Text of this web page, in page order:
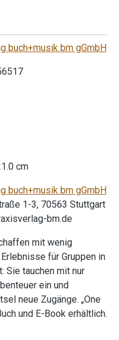
buch+musik bm gGmbH
cm
buch+musik bm gGmbH
1-3, 70563 Stuttgart
bm.de
mit wenig
für Gruppen in
Sie tauchen mit nur
ein und
neue Zugänge. „One
und E-Book erhältlich.